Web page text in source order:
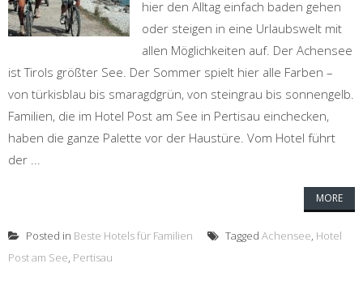
hier den Alltag einfach baden gehen
oder steigen in eine Urlaubswelt mit
allen Möglichkeiten auf. Der Achensee
ist Tirols größter See. Der Sommer spielt hier alle Farben –
von türkisblau bis smaragdgrün, von steingrau bis sonnengelb.
Familien, die im Hotel Post am See in Pertisau einchecken,
haben die ganze Palette vor der Haustüre. Vom Hotel führt
der ...
MORE
Posted in Beste Hotels für Familien Tagged Achensee, Hotel
Post am See, Pertisau